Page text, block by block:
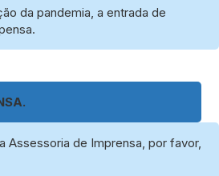
da pandemia, a entrada de
Assessoria de Imprensa, por favor,